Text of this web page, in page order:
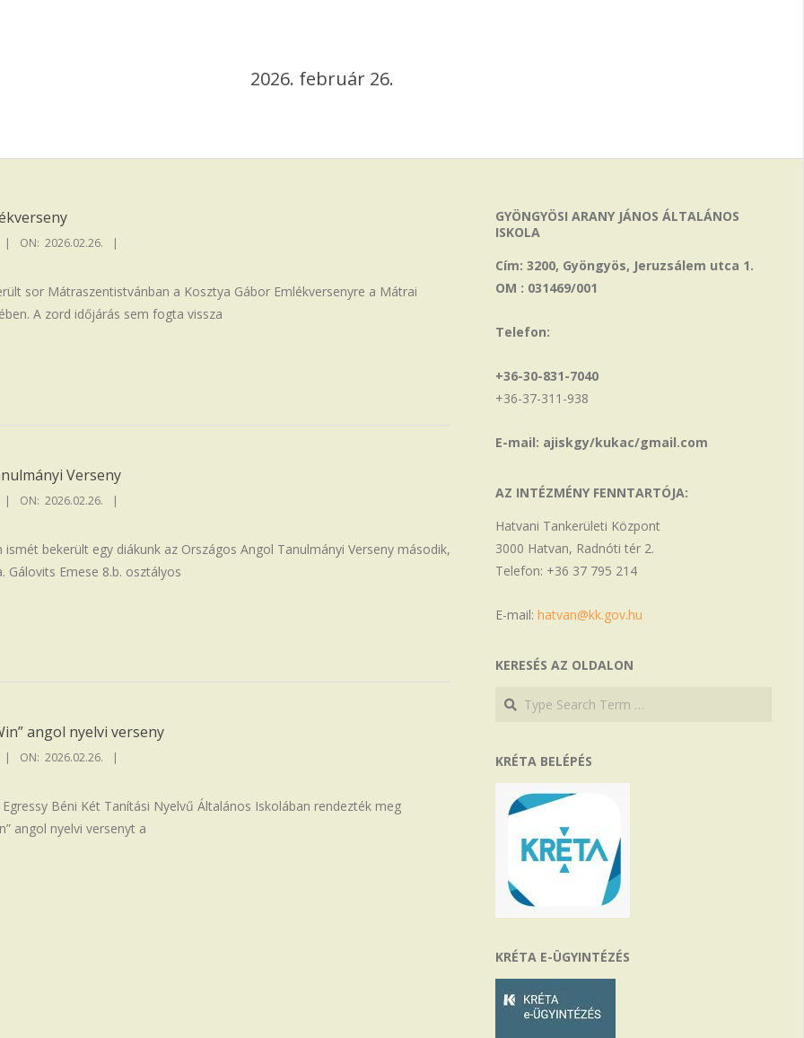
2026. február 26.
ON: 2026.02.26.
sor Mátraszentistvánban a Kosztya Gábor Emlékversenyre a Mátrai
A zord időjárás sem fogta vissza
Verseny
ON: 2026.02.26.
ismét bekerült egy diákunk az Országos Angol Tanulmányi Verseny második,
Gálovits Emese 8.b. osztályos
angol nyelvi verseny
ON: 2026.02.26.
Béni Két Tanítási Nyelvű Általános Iskolában rendezték meg
angol nyelvi versenyt a
GYÖNGYÖSI ARANY JÁNOS ÁLTALÁNOS
ISKOLA
Cím: 3200, Gyöngyös, Jeruzsálem utca 1.
OM : 031469/001
Telefon:
+36-30-831-7040
+36-37-311-938
E-mail: ajiskgy/kukac/gmail.com
AZ INTÉZMÉNY FENNTARTÓJA:
Hatvani Tankerületi Központ
3000 Hatvan, Radnóti tér 2.
Telefon: +36 37 795 214
E-mail:hatvan@kk.gov.hu
KERESÉS AZ OLDALON
Search
Search
KRÉTA BELÉPÉS
KRÉTA E-ÜGYINTÉZÉS